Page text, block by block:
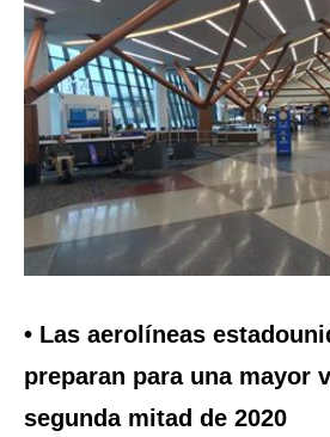
• Las aerolíneas
preparan para una mayor
segunda mitad de 2020